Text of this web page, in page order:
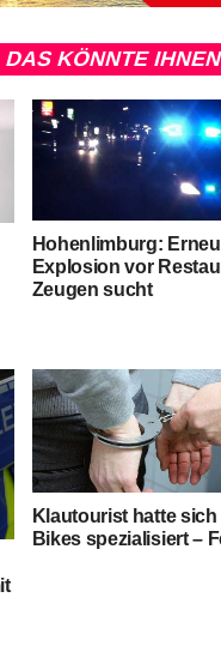
DAS KÖNNTE
Hohenlimburg:
Explosion vor
Zeugen sucht
Klautourist hatte sich
Bikes spezialisiert –